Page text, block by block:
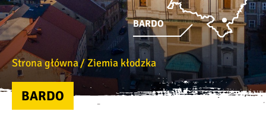
Strona główna Ziemia kłodzka
BARDO
BARDO